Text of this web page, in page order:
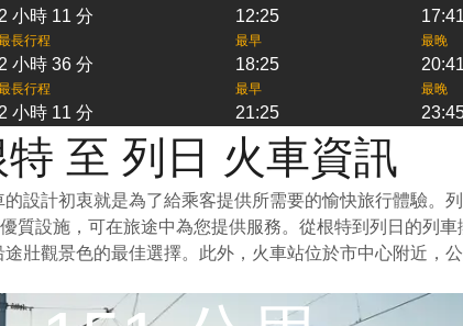
2 小時 11 分 12:25 17:41
長行程
2 小時 36 分
最早
18:25
最晚
20:41
長行程
2 小時 11 分
最早
21:25
最晚
特 至 列日 火車資訊
設計初衷就是為了給乘客提供所需要的愉快旅行體驗。
設施，可在旅途中為您提供服務。從根特到列日的列
壯觀景色的最佳選擇。此外，火車站位於市中心附近，